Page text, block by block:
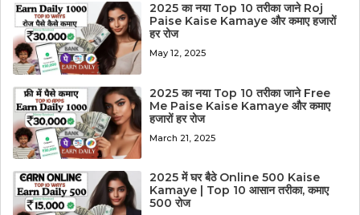
2025 का नया Top 10 तरीका जाने Roj
Paise Kaise Kamaye और कमाए हजारों
हर रोज
May 12, 2025
2025 का नया Top 10 तरीका जाने Free
Me Paise Kaise Kamaye और कमाए
हजारों हर रोज
March 21, 2025
2025 में घर बैठे Online 500 Kaise
Kamaye | Top 10 आसान तरीका, कमाए
500 रोज